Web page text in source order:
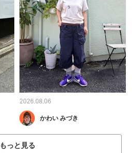
2026.08.06
かわい みづき
もっと見る